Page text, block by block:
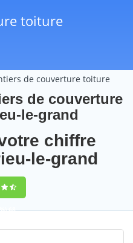
toiture
de couverture toiture
de couverture
le-grand
chiffre
le-grand
68